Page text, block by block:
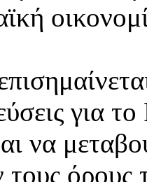
για
να
όρους